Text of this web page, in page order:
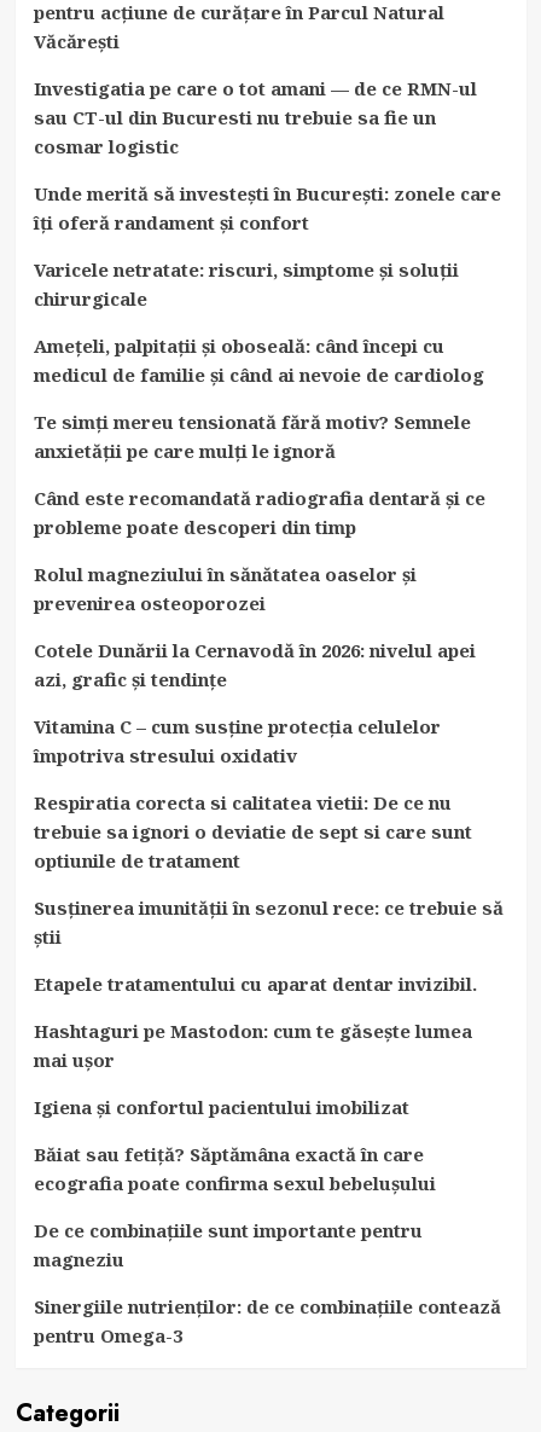
pentru acțiune de curățare în Parcul Natural
Văcărești
Investigatia pe care o tot amani — de ce RMN-ul
sau CT-ul din Bucuresti nu trebuie sa fie un
cosmar logistic
Unde merită să investești în București: zonele care
îți oferă randament și confort
Varicele netratate: riscuri, simptome și soluții
chirurgicale
Amețeli, palpitații și oboseală: când începi cu
medicul de familie și când ai nevoie de cardiolog
Te simți mereu tensionată fără motiv? Semnele
anxietății pe care mulți le ignoră
Când este recomandată radiografia dentară și ce
probleme poate descoperi din timp
Rolul magneziului în sănătatea oaselor și
prevenirea osteoporozei
Cotele Dunării la Cernavodă în 2026: nivelul apei
azi, grafic și tendințe
Vitamina C – cum susține protecția celulelor
împotriva stresului oxidativ
Respiratia corecta si calitatea vietii: De ce nu
trebuie sa ignori o deviatie de sept si care sunt
optiunile de tratament
Susținerea imunității în sezonul rece: ce trebuie să
știi
Etapele tratamentului cu aparat dentar invizibil.
Hashtaguri pe Mastodon: cum te găsește lumea
mai ușor
Igiena și confortul pacientului imobilizat
Băiat sau fetiță? Săptămâna exactă în care
ecografia poate confirma sexul bebelușului
De ce combinațiile sunt importante pentru
magneziu
Sinergiile nutrienților: de ce combinațiile contează
pentru Omega-3
Categorii